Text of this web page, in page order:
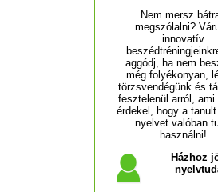
Nem mersz
megszólalni?
innovatív
aggódj, ha nem
még folyékonyan,
törzsvendégünk és
fesztelenül arról, ami
érdekel, hogy a
nyelvet valóban
használni!
Házhoz